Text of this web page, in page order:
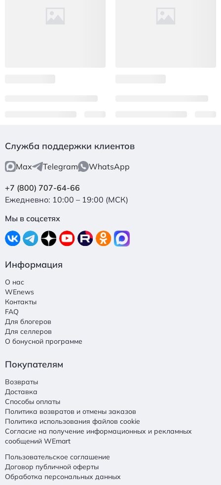
Служба поддержки клиентов
Max Telegram WhatsApp
+7 (800) 707-64-66
Ежедневно: 10:00 – 19:00 (МСК)
Мы в соцсетях
Информация
О нас
WEnews
Контакты
FAQ
Для блогеров
Для селлеров
О бонусной программе
Покупателям
Возвраты
Доставка
Способы оплаты
Политика возвратов и отмены заказов
Политика использования файлов cookie
Согласие на получение информационных и рекламных
сообщений WEmart
Пользовательское соглашение
Договор публичной оферты
Обработка персональных данных